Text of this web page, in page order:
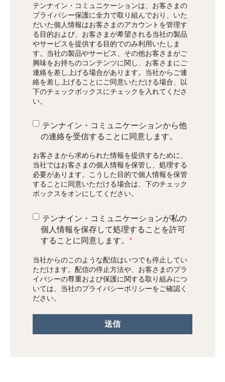
テンナイン・コミュニケーションは、お客さまの
プライバシー保護に全力で取り組んでおり、いた
だいた個人情報はお客さまのアカウントを管理す
る目的および、お客さまが希望される当社の製品
やサービスを提供する目的でのみ利用いたしま
す。当社の製品やサービス、その他お客さまがご
興味をお持ちのコンテンツに関し、お客さまにご
連絡を差し上げる場合があります。当社からご連
絡を差し上げることにご同意いただける場合、以
下のチェックボックスにチェックを入れてくださ
い。
テンナイン・コミュニケーションから他
の連絡を受信することに同意します。
お客さまから求められた情報を提供するために、
当社ではお客さまの個人情報を保管し、処理する
必要があります。こうした目的で個人情報を保管
することに同意いただける場合は、下のチェック
ボックスをオンにしてください。
テンナイン・コミュニケーションが私の
個人情報を保存して処理することを許可
することに同意します。 *
当社からのこのような配信はいつでも停止してい
ただけます。配信の停止方法や、お客さまのプラ
イバシーの尊重および保護に関する取り組みにつ
いては、当社のプライバシーポリシーをご確認く
ださい。